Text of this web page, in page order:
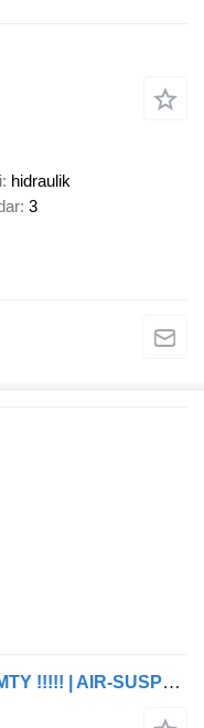
hidraulik
3
Broshuis 3-AUD-44 | 10280KG EMTY !!!!! | AIR-SUSPENSION | 2400 MM EXTENDA